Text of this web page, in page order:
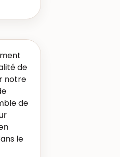
de
notre
de
le